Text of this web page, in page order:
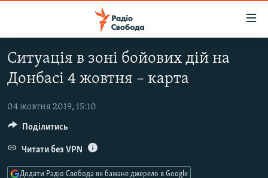
до
основного
Перейти
до
навігації
Перейти
РАДІО СВОБОДА – 70 РОКІВ
ВСЕ ЗА ДОБУ
СТАТТІ
ПОЛІТИКА
ЕКОНОМІКА
СУСПІЛЬСТВО
ВІЙНА
РОСІЙСЬКА «ФІЛЬТРАЦІЯ»
ДОНБАС.РЕАЛІЇ
Ситуація в зоні бойових дій на
Донбасі 4 жовтня – карта
04 жовтня 2019, 15:10
Поділитись
Читати без VPN
Додати Радіо Свобода як бажане джерело в Google